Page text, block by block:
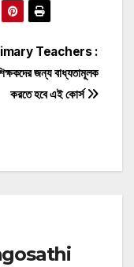
Teachers :
জন্য বাধ্যতামূলক
করতে হবে এই কোর্স